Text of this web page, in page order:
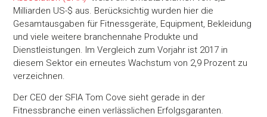
Milliarden US-$ aus. Berücksichtig wurden hier die
Gesamtausgaben für Fitnessgeräte, Equipment, Bekleidung
und viele weitere branchennahe Produkte und
Dienstleistungen. Im Vergleich zum Vorjahr ist 2017 in
diesem Sektor ein erneutes Wachstum von 2,9 Prozent zu
verzeichnen.
Der CEO der SFIA Tom Cove sieht gerade in der
Fitnessbranche einen verlässlichen Erfolgsgaranten.